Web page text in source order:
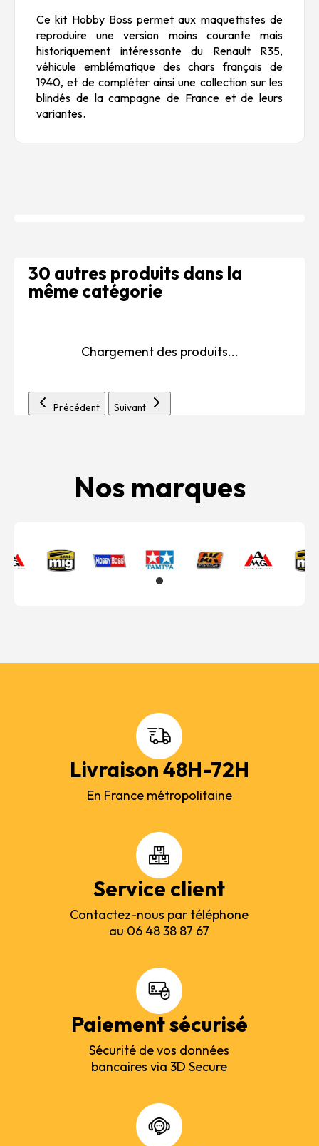
Ce kit Hobby Boss permet aux maquettistes de
reproduire une version moins courante mais
historiquement intéressante du Renault R35,
véhicule emblématique des chars français de
1940, et de compléter ainsi une collection sur les
blindés de la campagne de France et de leurs
variantes.
30 autres produits dans la
même catégorie
Chargement des produits...
Précédent Suivant
Nos marques
Livraison 48H-72H
En France métropolitaine
Service client
Contactez-nous par téléphone
au 06 48 38 87 67
Paiement sécurisé
Sécurité de vos données
bancaires via 3D Secure